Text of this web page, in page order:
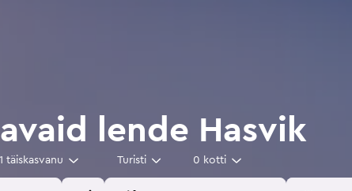
lende Hasvik
1 täiskasvanu Turisti 0 kotti